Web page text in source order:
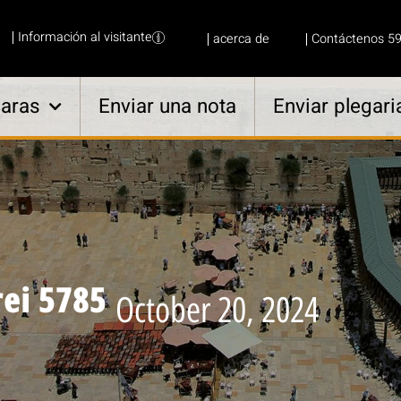
Información al visitante acerca de Contáctenos
Enviar una nota Enviar
5785 October 20, 2024